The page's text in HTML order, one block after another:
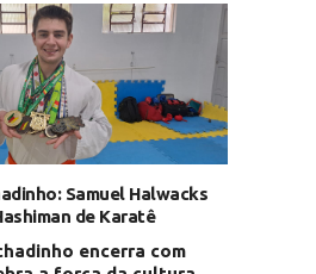
Samuel Halwacks
de Karatê
encerra com